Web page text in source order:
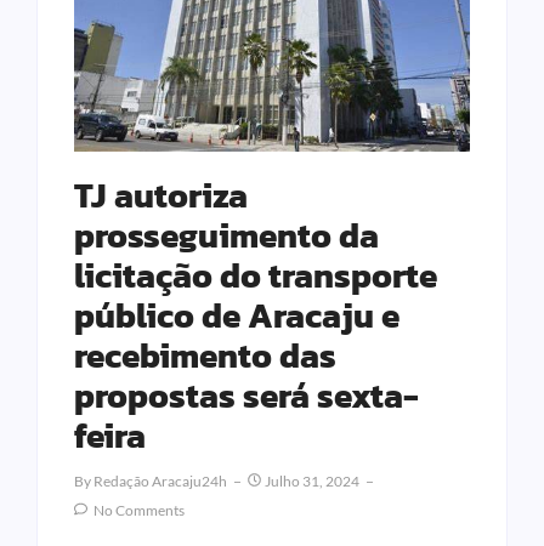
TJ autoriza
prosseguimento da
licitação do transporte
público de Aracaju e
recebimento das
propostas será sexta-
feira
By Redação Aracaju24h
Julho 31, 2024
No Comments